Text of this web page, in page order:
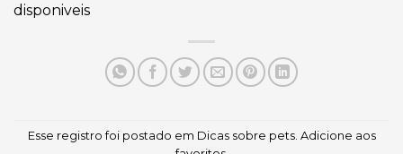
disponiveis
Esse registro foi postado em Dicas sobre pets. Adicione aos